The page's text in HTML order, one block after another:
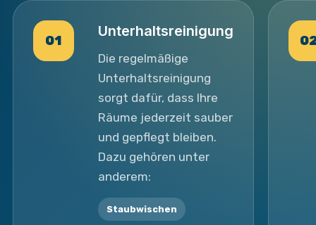
01
Unterhaltsreinigung
Die regelmäßige
Unterhaltsreinigung
sorgt dafür, dass Ihre
Räume jederzeit sauber
und gepflegt bleiben.
Dazu gehören unter
anderem:
Staubwischen